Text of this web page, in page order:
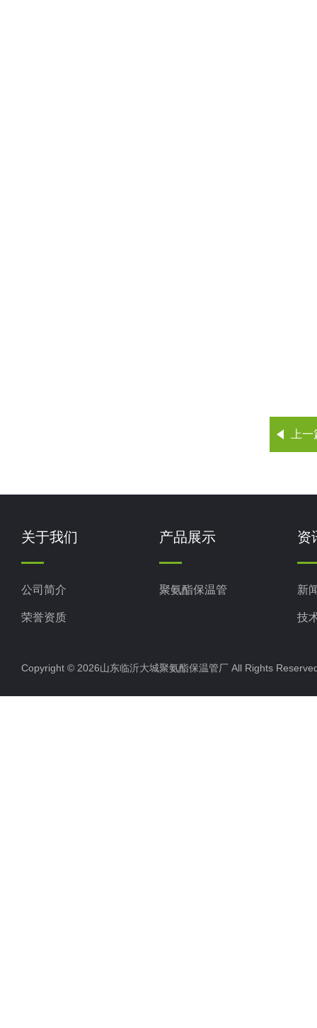
上
关于我们
公司简介
荣誉资质
产品展示
聚氨酯保温管
资
新
技
Copyright © 2026山东临沂大城聚氨酯保温管厂 All Rights